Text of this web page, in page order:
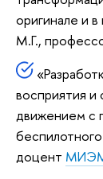
оригинале и
М.Г.,
восприятия
движением с
доцент